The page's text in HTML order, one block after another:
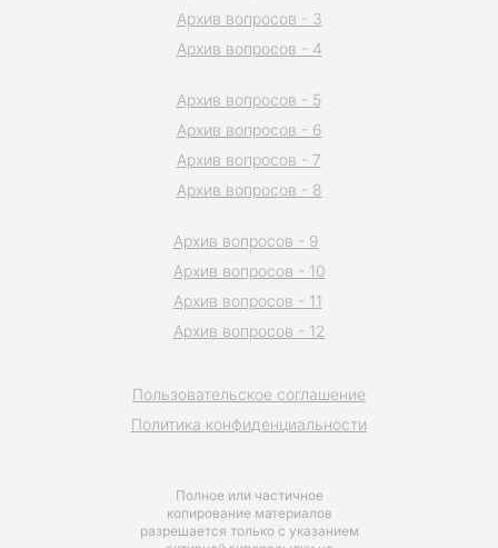
Полное или частичное
копирование материалов
разрешается только с указанием
Пользовательское соглашение
Политика конфиденциальности
Архив вопросов - 3
Архив вопросов - 4
Архив вопросов - 5
Архив вопросов - 6
Архив вопросов - 7
Архив вопросов - 8
Архив вопросов - 9
Архив вопросов - 10
Архив вопросов - 11
Архив вопросов - 12